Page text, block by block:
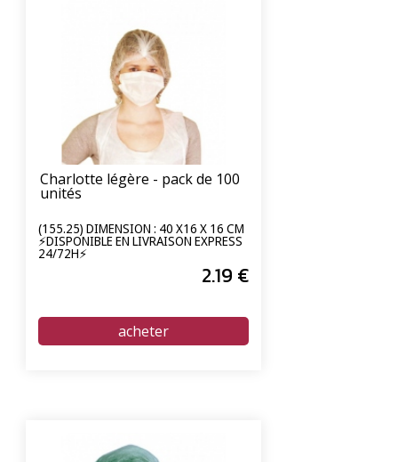
Charlotte légère - pack de 100
unités
(155.25) DIMENSION : 40 X16 X 16 CM
⚡DISPONIBLE EN LIVRAISON EXPRESS
24/72H⚡
2.19 €